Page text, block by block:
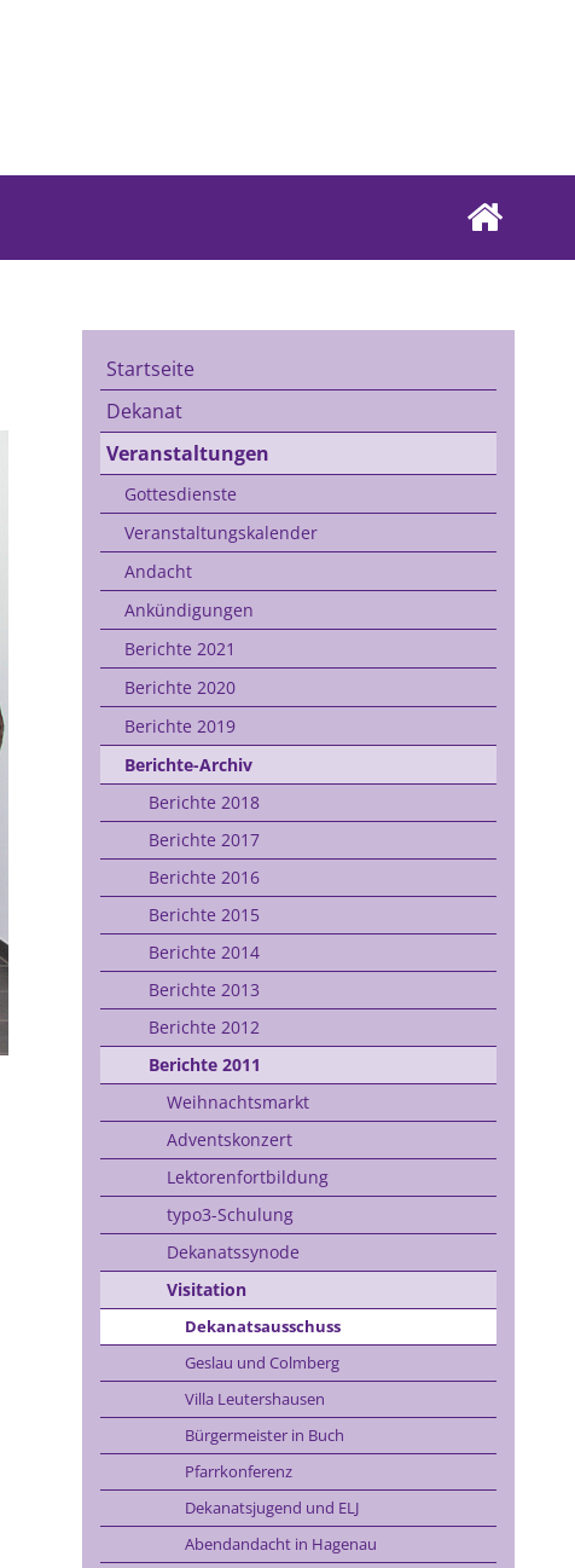
Startseite
Dekanat
Veranstaltungen
Gottesdienste
Veranstaltungskalender
Andacht
Ankündigungen
Berichte 2021
Berichte 2020
Berichte 2019
Berichte-Archiv
Berichte 2018
Berichte 2017
Berichte 2016
Berichte 2015
Berichte 2014
Berichte 2013
Berichte 2012
Berichte 2011
Weihnachtsmarkt
Adventskonzert
Lektorenfortbildung
typo3-Schulung
Dekanatssynode
Visitation
Dekanatsausschuss
Geslau und Colmberg
Villa Leutershausen
Bürgermeister in Buch
Pfarrkonferenz
Dekanatsjugend und ELJ
Abendandacht in Hagenau